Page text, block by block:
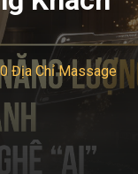
Địa Chỉ Massage